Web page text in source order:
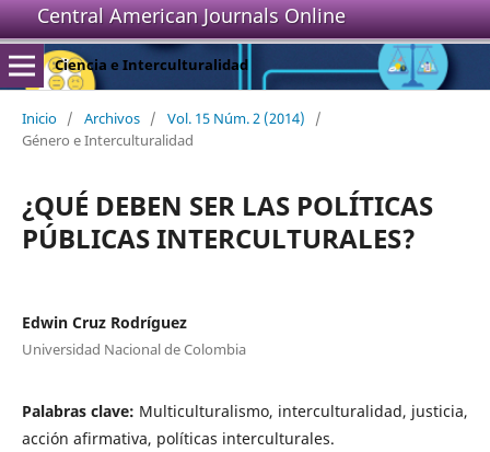
Central American Journals Online
Ciencia e Interculturalidad
Inicio / Archivos / Vol. 15 Núm. 2 (2014)
/
Género e Interculturalidad
¿QUÉ DEBEN SER LAS POLÍTICAS
PÚBLICAS INTERCULTURALES?
Edwin Cruz Rodríguez
Universidad Nacional de Colombia
Palabras clave: Multiculturalismo, interculturalidad, justicia,
acción afirmativa, políticas interculturales.